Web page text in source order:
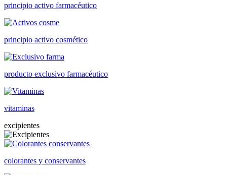
principio activo farmacéutico
principio activo cosmético
producto exclusivo farmacéutico
vitaminas
excipientes
colorantes y conservantes